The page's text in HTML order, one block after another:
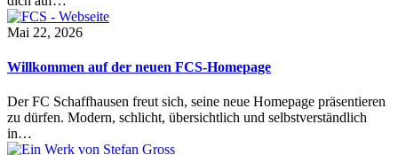
Mai 22, 2026
Willkommen auf der neuen FCS-Homepage
Der FC Schaffhausen freut sich, seine neue Homepage präsentieren
zu dürfen. Modern, schlicht, übersichtlich und selbstverständlich
in…